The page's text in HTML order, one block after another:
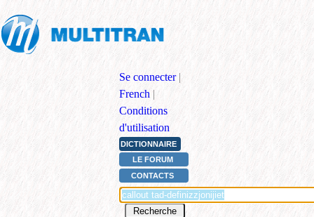
Se connecter |
French |
Conditions
d'utilisation
DICTIONNAIRE
LE FORUM
CONTACTS